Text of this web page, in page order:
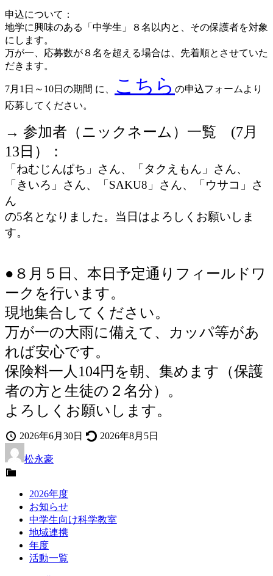
申込について：
地学に興味のある「中学生」８名以内と、その保護者を対象
にします。
万が一、応募数が８名を超える場合は、先着順とさせていた
だきます。
7月1日～10日の期間 に、 こちら の申込フォームより
応募してください。
→ 参加者（ニックネーム）一覧 (7月
13日）：
「ねむじんぱち」さん、「タクえもん」さん、
「きいろ」さん、「SAKU8」さん、「ウサコ」さ
ん
の5名となりました。当日はよろしくお願いしま
す。
●８月５日、本日予定通りフィールドワ
ークを行います。
現地集合してください。
万が一の大雨に備えて、カッパ等があ
れば安心です。
保険料一人104円を朝、集めます（保護
者の方と生徒の２名分）。
よろしくお願いします。
投
稿
日
2026年6月30日
最
2026年8月5日
稿
松永豪
ゴ
リ
ー
2026年度
お知らせ
中学生向け科学教室
地域連携
年度
活動一覧